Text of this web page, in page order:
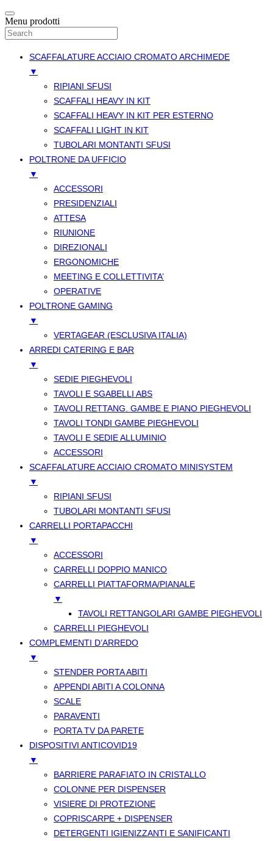
Menu prodotti
SCAFFALATURE ACCIAIO CROMATO ARCHIMEDE
▼
RIPIANI SFUSI
SCAFFALI HEAVY IN KIT
SCAFFALI HEAVY IN KIT PER ESTERNO
SCAFFALI LIGHT IN KIT
TUBOLARI MONTANTI SFUSI
POLTRONE DA UFFICIO
▼
ACCESSORI
PRESIDENZIALI
ATTESA
RIUNIONE
DIREZIONALI
ERGONOMICHE
MEETING E COLLETTIVITA’
OPERATIVE
POLTRONE GAMING
▼
VERTAGEAR (ESCLUSIVA ITALIA)
ARREDI CATERING E BAR
▼
SEDIE PIEGHEVOLI
TAVOLI E SGABELLI ABS
TAVOLI RETTANG. GAMBE E PIANO PIEGHEVOLI
TAVOLI TONDI GAMBE PIEGHEVOLI
TAVOLI E SEDIE ALLUMINIO
ACCESSORI
SCAFFALATURE ACCIAIO CROMATO MINISYSTEM
▼
RIPIANI SFUSI
TUBOLARI MONTANTI SFUSI
CARRELLI PORTAPACCHI
▼
ACCESSORI
CARRELLI DOPPIO MANICO
CARRELLI PIATTAFORMA/PIANALE
▼
TAVOLI RETTANGOLARI GAMBE PIEGHEVOLI
CARRELLI PIEGHEVOLI
COMPLEMENTI D’ARREDO
▼
STENDER PORTA ABITI
APPENDI ABITI A COLONNA
SCALE
PARAVENTI
PORTA TV DA PARETE
DISPOSITIVI ANTICOVID19
▼
BARRIERE PARAFIATO IN CRISTALLO
COLONNE PER DISPENSER
VISIERE DI PROTEZIONE
COPRISCARPE + DISPENSER
DETERGENTI IGIENIZZANTI E SANIFICANTI